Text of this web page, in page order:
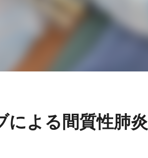
による間質性肺炎